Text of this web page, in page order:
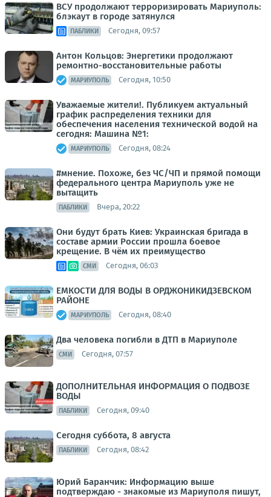
ВСУ продолжают терроризировать Мариуполь:
блэкаут в городе затянулся
ПАБЛИКИ Сегодня, 09:57
Антон Кольцов: Энергетики продолжают
ремонтно-восстановительные работы
МАРИУПОЛЬ Сегодня, 10:50
Уважаемые жители!. Публикуем актуальный
график распределения техники для
обеспечения населения технической водой на
сегодня: Машина №1:
МАРИУПОЛЬ Сегодня, 08:24
#мнение. Похоже, без ЧС/ЧП и прямой помощи
федерального центра Мариуполь уже не
вытащить
ПАБЛИКИ Вчера, 20:22
Они будут брать Киев: Украинская бригада в
составе армии России прошла боевое
крещение. В чём их преимущество
СМИ Сегодня, 06:03
ЕМКОСТИ ДЛЯ ВОДЫ В ОРДЖОНИКИДЗЕВСКОМ
РАЙОНЕ
МАРИУПОЛЬ Сегодня, 08:40
Два человека погибли в ДТП в Мариуполе
СМИ Сегодня, 07:57
ДОПОЛНИТЕЛЬНАЯ ИНФОРМАЦИЯ О ПОДВОЗЕ
ВОДЫ
ПАБЛИКИ Сегодня, 09:40
Сегодня суббота, 8 августа
ПАБЛИКИ Сегодня, 08:42
Юрий Баранчик: Информацию выше
подтверждаю - знакомые из Мариуполя пишут,